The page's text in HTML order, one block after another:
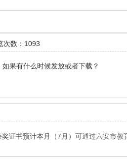
次数：1093
果有什么时候发放或者下载？
证书预计本月（7月）可通过六安市